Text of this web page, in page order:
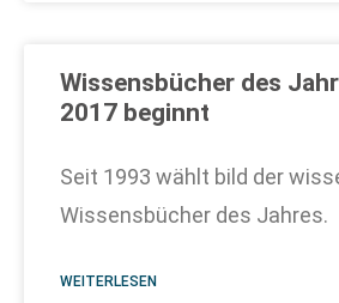
Wissensbücher des
2017 beginnt
Seit 1993 wählt bild der
Wissensbücher des Jahres.
WEITERLESEN